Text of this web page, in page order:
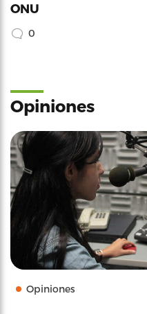
ONU
0
Opiniones
Opiniones